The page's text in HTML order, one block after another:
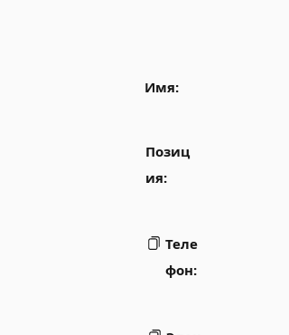
Имя:
Позиц
ия:
Теле
фон: